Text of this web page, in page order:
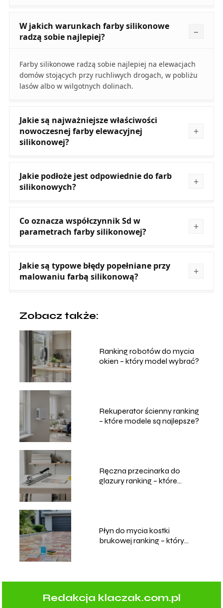
W jakich warunkach farby silikonowe
radzą sobie najlepiej?
Farby silikonowe radzą sobie najlepiej na elewacjach
domów stojących przy ruchliwych drogach, w pobliżu
lasów albo w wilgotnych dolinach.
Jakie są najważniejsze właściwości
nowoczesnej farby elewacyjnej
silikonowej?
Jakie podłoże jest odpowiednie do farb
silikonowych?
Co oznacza współczynnik Sd w
parametrach farby silikonowej?
Jakie są typowe błędy popełniane przy
malowaniu farbą silikonową?
Zobacz także:
Ranking robotów do mycia
okien – który model wybrać?
Rekuperator ścienny ranking
– które modele są najlepsze?
Ręczna przecinarka do
glazury ranking – które
Płyn do mycia kostki
brukowej ranking – który
Redakcja klaczak.com.pl